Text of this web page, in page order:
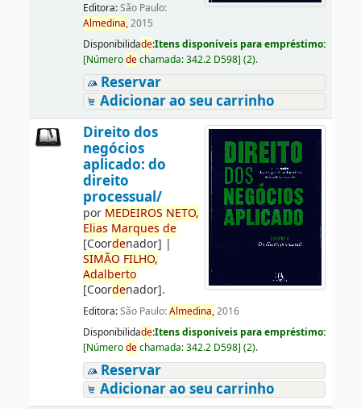
Editora:São Paulo:
Almedina,2015
Disponibilidade:Itens disponíveis para empréstimo:
[Númerodechamada:342.2 D598] (2).
Reservar
Adicionar ao seu carrinho
Direito dos
negócios
aplicado: do
direito
processual/
por MEDEIROS NETO,
Elias Marques de
[Coordenador] |
SIMÃO FILHO,
Adalberto
[Coordenador].
Editora:São Paulo:Almedina,2016
Disponibilidade:Itens disponíveis para empréstimo:
[Númerodechamada:342.2 D598] (2).
Reservar
Adicionar ao seu carrinho